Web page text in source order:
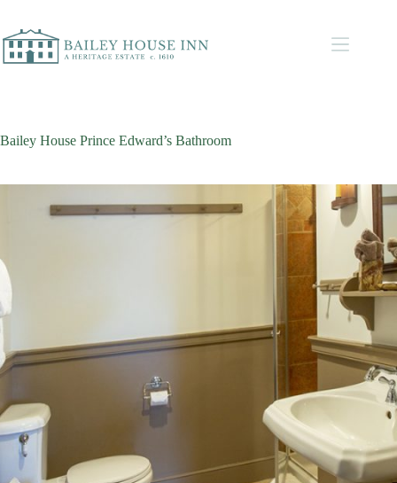
Bailey House Prince Edward’s Bathroom